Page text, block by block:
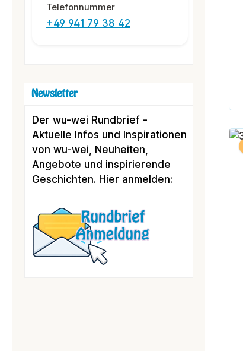
Telefonnummer
+49 941 79 38 42
Newsletter
Der wu-wei Rundbrief -
Aktuelle Infos und Inspirationen
von wu-wei, Neuheiten,
Angebote und inspirierende
Geschichten. Hier anmelden: